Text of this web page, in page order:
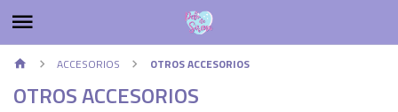
ACCESORIOS OTROS ACCESORIOS
OTROS ACCESORIOS